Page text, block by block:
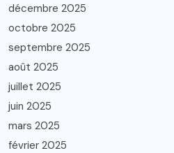
décembre 2025
octobre 2025
septembre 2025
août 2025
juillet 2025
juin 2025
mars 2025
février 2025